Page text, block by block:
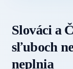
Slováci a
sľuboch
neplnia